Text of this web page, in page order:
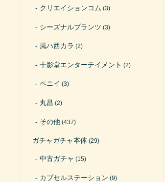
クリエイションコム (3)
シーズナルプランツ (3)
風ハ西カラ (2)
十影堂エンターテイメント (2)
ペニイ (3)
丸昌 (2)
その他 (437)
ガチャガチャ本体 (29)
中古ガチャ (15)
カプセルステーション (9)